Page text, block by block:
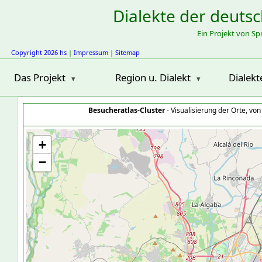
Dialekte der
Ein Projekt von
Copyright 2026 hs | Impressum | Sitemap
Das Projekt Region u. Dialekt
Besucheratlas-Cluster- Visualisierung der Orte,
+
−